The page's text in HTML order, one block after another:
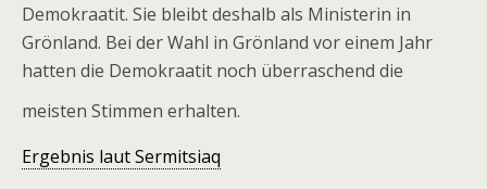
Demokraatit. Sie bleibt deshalb als Ministerin in
Grönland. Bei der Wahl in Grönland vor einem Jahr
hatten die Demokraatit noch überraschend die
meisten Stimmen erhalten.
Ergebnis laut Sermitsiaq